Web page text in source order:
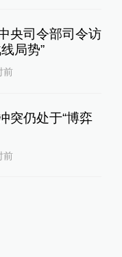
央司令部司令访
局势”
前
突仍处于“博弈
前